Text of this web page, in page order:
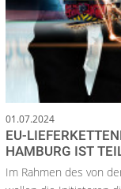
01.07.2024
EU-
HAMBURG IST
Im Rahmen des von